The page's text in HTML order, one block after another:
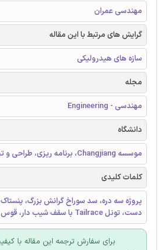
مهندسی عمران
گرایش های مرتبط با این مقاله
سازه های هیدرولیکی
مجله
مهندسی - Engineering
دانشگاه
موسسه Changjiang، برنامه ریزی، طراحی و تحقیقات، چین
کلمات کلیدی
پروژه سه دره، سد سوراخ گرانش بزرگ،
دست، تونل Tailrace با سقف شیب دار، قوس پایدار، قفل کشتی
برای سفارش ترجمه این مقاله با